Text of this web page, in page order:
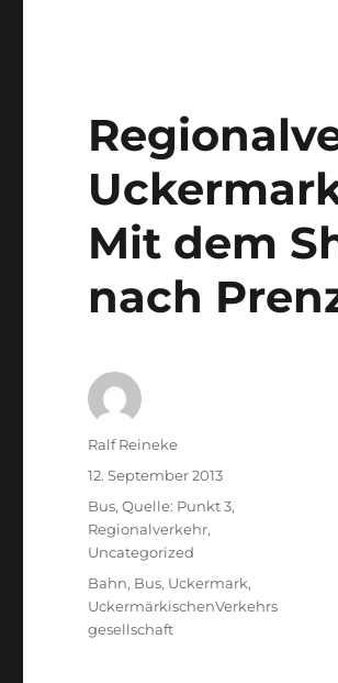
Mit dem
nach
Autor
Ralf Reineke
Veröffentlicht
12. September 2013
Kategorien
Bus,Quelle: Punkt 3,
Regionalverkehr,
Uncategorized
Schlagwörter
Bahn, Bus, Uckermark,
UckermärkischenVerkehrs
gesellschaft